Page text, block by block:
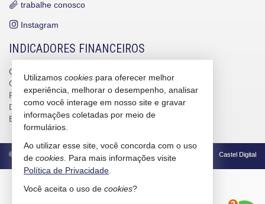
trabalhe conosco
Instagram
INDICADORES FINANCEIROS
CUB /
CUB /SCvariação
0,95%
Poupança
0,6738%
Dólar Comercial
R$ 5,09
Euro
R$ 5,88
© 2026 CRECI/SC 4586-J Política de Privacidade Castel Digital
2
Utilizamos cookies para oferecer melhor
experiência, melhorar o desempenho, analisar
como você interage em nosso site e gravar
informações coletadas por meio de
formulários.
Ao utilizar esse site, você concorda com o uso
de cookies . Para mais informações visite
Política de Privacidade
Você aceita o uso de cookies?